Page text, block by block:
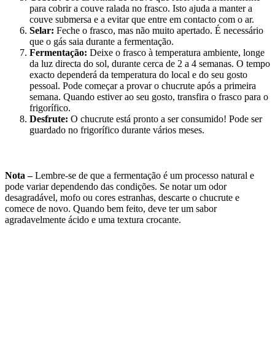
para cobrir a couve ralada no frasco. Isto ajuda a manter a
couve submersa e a evitar que entre em contacto com o ar.
Selar: Feche o frasco, mas não muito apertado. É necessário
que o gás saia durante a fermentação.
Fermentação: Deixe o frasco à temperatura ambiente, longe
da luz directa do sol, durante cerca de 2 a 4 semanas. O tempo
exacto dependerá da temperatura do local e do seu gosto
pessoal. Pode começar a provar o chucrute após a primeira
semana. Quando estiver ao seu gosto, transfira o frasco para o
frigorífico.
Desfrute: O chucrute está pronto a ser consumido! Pode ser
guardado no frigorífico durante vários meses.
Nota –Lembre-se de que a fermentação é um processo natural e
pode variar dependendo das condições. Se notar um odor
desagradável, mofo ou cores estranhas, descarte o chucrute e
comece de novo. Quando bem feito, deve ter um sabor
agradavelmente ácido e uma textura crocante.